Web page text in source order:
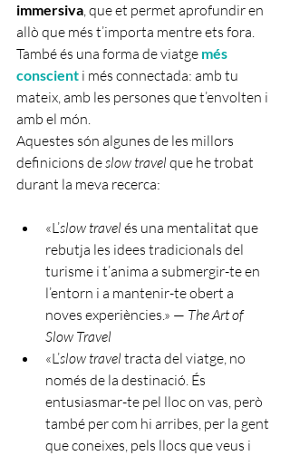
immersiva, que et permet aprofundir en
allò que més t’importa mentre ets fora.
També és una forma de viatge més
conscient i més connectada: amb tu
mateix, amb les persones que t’envolten i
amb el món.
Aquestes són algunes de les millors
definicions de slow travel que he trobat
durant la meva recerca:
«L’slow travel és una mentalitat que
rebutja les idees tradicionals del
turisme i t’anima a submergir-te en
l’entorn i a mantenir-te obert a
noves experiències.» — The Art of
Slow Travel
«L’slow travel tracta del viatge, no
només de la destinació. És
entusiasmar-te pel lloc on vas, però
també per com hi arribes, per la gent
que coneixes, pels llocs que veus i